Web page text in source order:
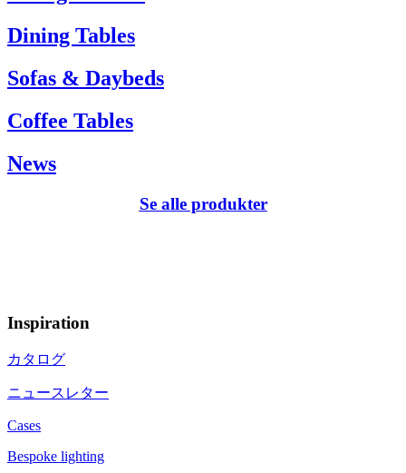
Dining Tables
Sofas & Daybeds
Coffee Tables
News
Se alle produkter
Inspiration
カタログ
ニュースレター
Cases
Bespoke lighting